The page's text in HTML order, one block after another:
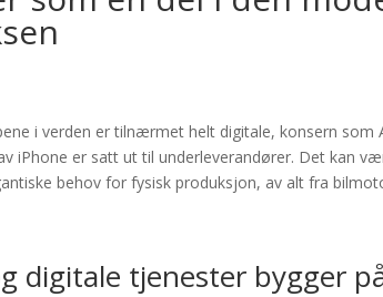
i verden er tilnærmet helt digitale, konsern som
iPhone er satt ut til underleverandører. Det kan
behov for fysisk produksjon, av alt fra
digitale tjenester bygger